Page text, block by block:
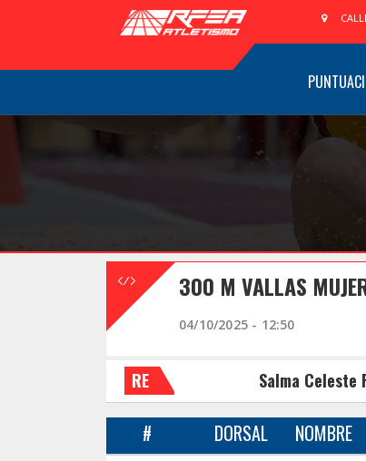
300 M VALLAS
04/10/2025 - 12:50
RE Salma Celeste
# DORSAL NOMBRE